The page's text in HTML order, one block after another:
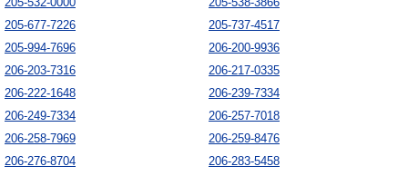
205-677-7226
205-737-4517
205-994-7696
206-200-9936
206-203-7316
206-217-0335
206-222-1648
206-239-7334
206-249-7334
206-257-7018
206-258-7969
206-259-8476
206-276-8704
206-283-5458